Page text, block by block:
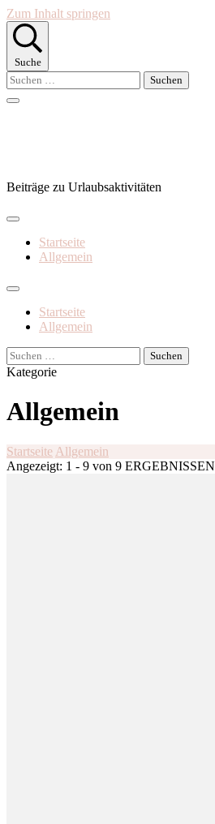
Zum Inhalt springen
Suche
Suchen
nach:
Beiträge zu Urlaubsaktivitäten
Startseite
Allgemein
Startseite
Allgemein
Suchen
nach:
Kategorie
Allgemein
Startseite Allgemein
Angezeigt: 1 - 9 von 9 ERGEBNISSEN